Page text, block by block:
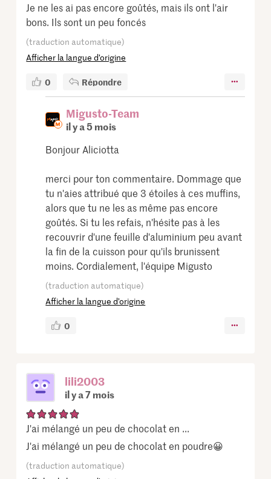
Je ne les ai pas encore goûtés, mais ils ont l'air
bons. Ils sont un peu foncés
(traduction automatique)
Afficher la langue d’origine
0 Répondre
Migusto-Team
il y a 5 mois
Bonjour Aliciotta
merci pour ton commentaire. Dommage que
tu n'aies attribué que 3 étoiles à ces muffins,
alors que tu ne les as même pas encore
goûtés. Si tu les refais, n'hésite pas à les
recouvrir d'une feuille d'aluminium peu avant
la fin de la cuisson pour qu'ils brunissent
moins. Cordialement, l'équipe Migusto
(traduction automatique)
Afficher la langue d’origine
0
lili2003
il y a 7 mois
J'ai mélangé un peu de chocolat en ...
J'ai mélangé un peu de chocolat en poudre😀
(traduction automatique)